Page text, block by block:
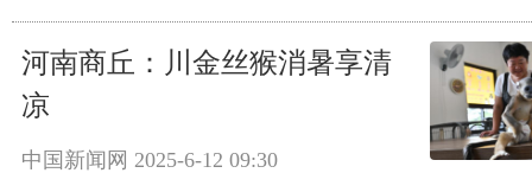
河南商丘：川金丝猴消暑享清
凉
中国新闻网 2025-6-12 09:30